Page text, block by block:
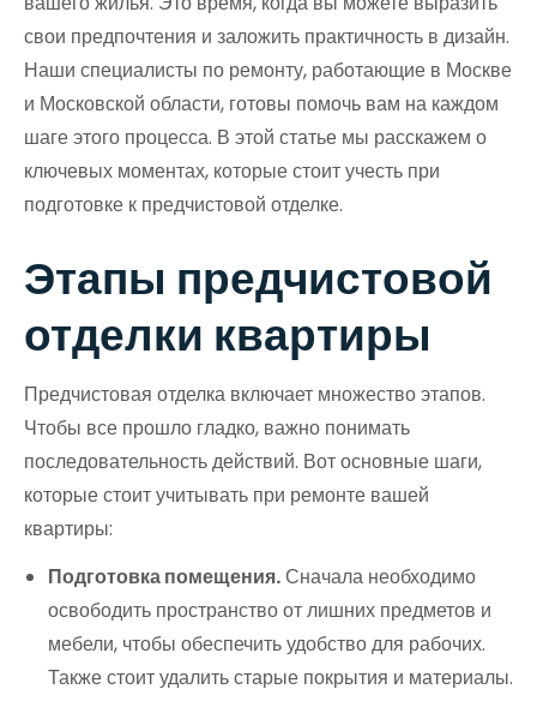
свои предпочтения и заложить практичность в дизайн.
Наши специалисты по ремонту, работающие в Москве
и Московской области, готовы помочь вам на каждом
шаге этого процесса. В этой статье мы расскажем о
ключевых моментах, которые стоит учесть при
подготовке к предчистовой отделке.
Этапы предчистовой
отделки квартиры
Предчистовая отделка включает множество этапов.
Чтобы все прошло гладко, важно понимать
последовательность действий. Вот основные шаги,
которые стоит учитывать при ремонте вашей
квартиры:
Подготовка помещения.Сначала необходимо
освободить пространство от лишних предметов и
мебели, чтобы обеспечить удобство для рабочих.
Также стоит удалить старые покрытия и материалы.